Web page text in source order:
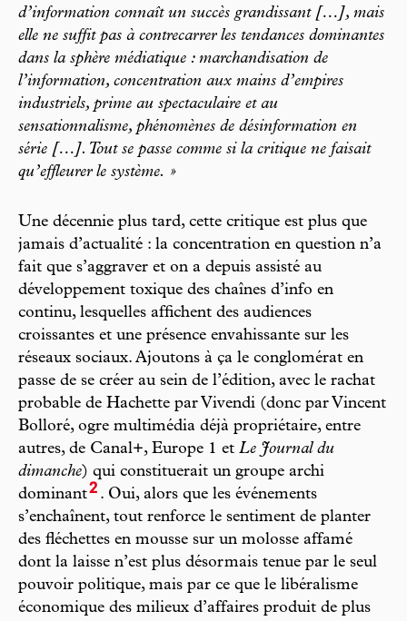
d’information connaît un succès grandissant […], mais
elle ne suffit pas à contrecarrer les tendances dominantes
dans la sphère médiatique : marchandisation de
l’information, concentration aux mains d’empires
industriels, prime au spectaculaire et au
sensationnalisme, phénomènes de désinformation en
série […]. Tout se passe comme si la critique ne faisait
qu’effleurer le système. »
Une décennie plus tard, cette critique est plus que
jamais d’actualité : la concentration en question n’a
fait que s’aggraver et on a depuis assisté au
développement toxique des chaînes d’info en
continu, lesquelles affichent des audiences
croissantes et une présence envahissante sur les
réseaux sociaux. Ajoutons à ça le conglomérat en
passe de se créer au sein de l’édition, avec le rachat
probable de Hachette par Vivendi (donc par Vincent
Bolloré, ogre multimédia déjà propriétaire, entre
autres, de Canal+, Europe 1 et Le Journal du
dimanche) qui constituerait un groupe archi
dominant2 . Oui, alors que les événements
s’enchaînent, tout renforce le sentiment de planter
des fléchettes en mousse sur un molosse affamé
dont la laisse n’est plus désormais tenue par le seul
pouvoir politique, mais par ce que le libéralisme
économique des milieux d’affaires produit de plus